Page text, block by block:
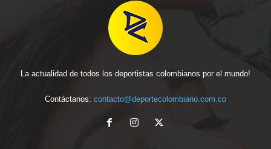
La actualidad de todos los deportistas colombianos por el mundo!
Contáctanos: contacto@deportecolombiano.com.co